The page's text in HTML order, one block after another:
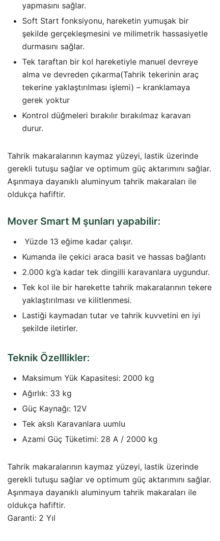
yapmasını sağlar.
Soft Start fonksiyonu, hareketin yumuşak bir
şekilde gerçekleşmesini ve milimetrik hassasiyetle
durmasını sağlar.
Tek taraftan bir kol hareketiyle manuel devreye
alma ve devreden çıkarma(Tahrik tekerinin araç
tekerine yaklaştırılması işlemi) – kranklamaya
gerek yoktur
Kontrol düğmeleri bırakılır bırakılmaz karavan
durur.
Tahrik makaralarının kaymaz yüzeyi, lastik üzerinde
gerekli tutuşu sağlar ve optimum güç aktarımını sağlar.
Aşınmaya dayanıklı aluminyum tahrik makaraları ile
oldukça hafiftir.
Mover Smart M şunları yapabilir:
Yüzde 13 eğime kadar çalışır.
Kumanda ile çekici araca basit ve hassas bağlantı
2.000 kg’a kadar tek dingilli karavanlara uygundur.
Tek kol ile bir harekette tahrik makaralarının tekere
yaklaştırılması ve kilitlenmesi.
Lastiği kaymadan tutar ve tahrik kuvvetini en iyi
şekilde iletirler.
Teknik Özelllikler:
Maksimum Yük Kapasitesi: 2000 kg
Ağırlık: 33 kg
Güç Kaynağı: 12V
Tek akslı Karavanlara uumlu
Azami Güç Tüketimi: 28 A / 2000 kg
Tahrik makaralarının kaymaz yüzeyi, lastik üzerinde
gerekli tutuşu sağlar ve optimum güç aktarımını sağlar.
Aşınmaya dayanıklı aluminyum tahrik makaraları ile
oldukça hafiftir.
Garanti: 2 Yıl